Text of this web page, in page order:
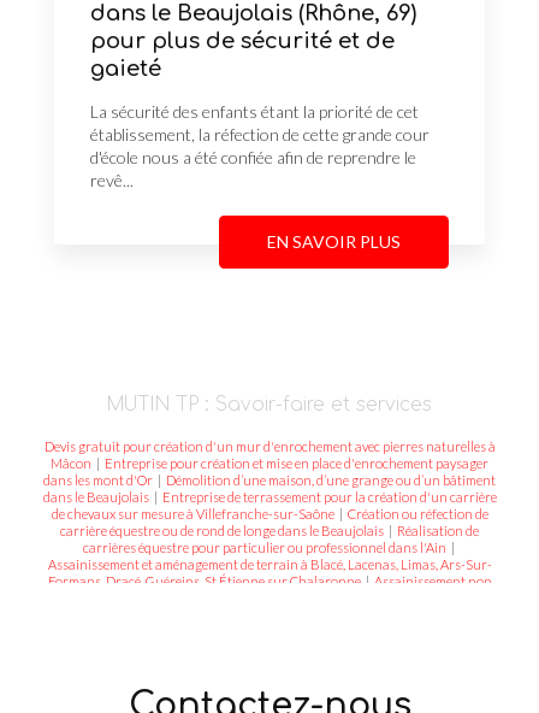
dans le Beaujolais (Rhône, 69)
pour plus de sécurité et de
gaieté
La sécurité des enfants étant la priorité de cet
établissement, la réfection de cette grande cour
d'école nous a été confiée afin de reprendre le
revê...
EN SAVOIR PLUS
MUTIN TP : Savoir-faire et services
Devis gratuit pour création d'un mur d'enrochement avec pierres naturelles à
Mâcon
Entreprise pour création et mise en place d'enrochement paysager
dans les mont d'Or
Démolition d’une maison, d’une grange ou d’un bâtiment
dans le Beaujolais|
Entreprise de terrassement pour la création d'un carrière
de chevaux sur mesure à Villefranche-sur-Saône| Création ou réfection de
carrière équestre ou de rond de longe dans le Beaujolais
Réalisation de
carrières équestre pour particulier ou professionnel dans l'Ain
Assainissement et aménagement de terrain à Blacé, Lacenas, Limas, Ars-Sur-
Formans, Dracé, Guéreins, St Étienne sur Chalaronne| Assainissement non
Dombes, Cercié, Belleville, L'Arbresle| Préparation minage, préparation des